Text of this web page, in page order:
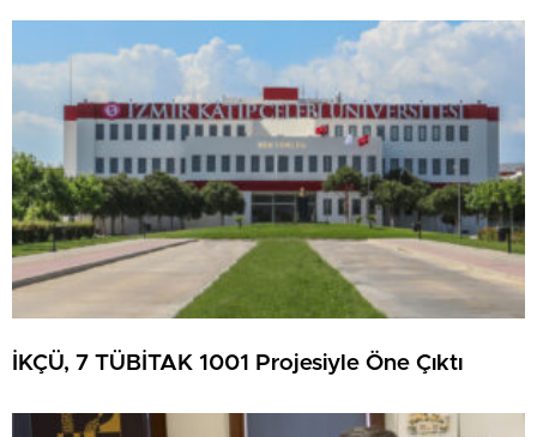
İKÇÜ, 7 TÜBİTAK 1001 Projesiyle Öne Çıktı